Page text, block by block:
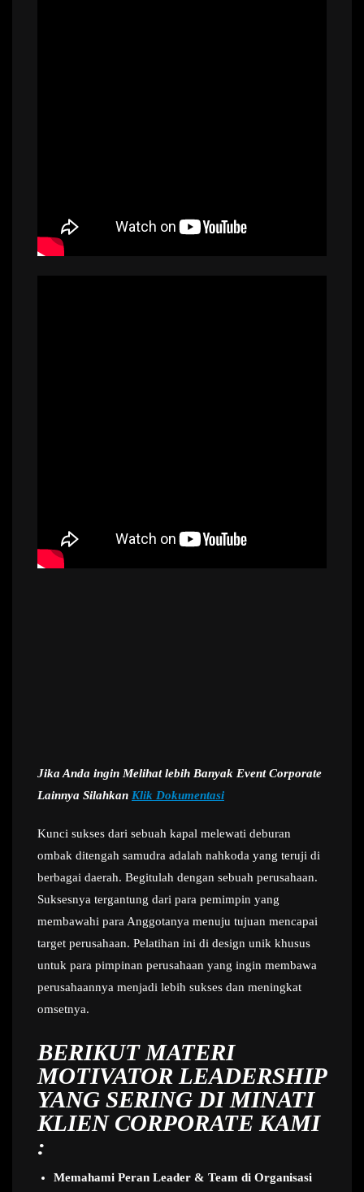
Jika Anda ingin Melihat lebih Banyak Event Corporate
Lainnya Silahkan Klik Dokumentasi
Kunci sukses dari sebuah kapal melewati deburan
ombak ditengah samudra adalah nahkoda yang teruji di
berbagai daerah. Begitulah dengan sebuah perusahaan.
Suksesnya tergantung dari para pemimpin yang
membawahi para Anggotanya menuju tujuan mencapai
target perusahaan. Pelatihan ini di design unik khusus
untuk para pimpinan perusahaan yang ingin membawa
perusahaannya menjadi lebih sukses dan meningkat
omsetnya.
BERIKUT MATERI
MOTIVATOR LEADERSHIP
YANG SERING DI MINATI
KLIEN CORPORATE KAMI
:
Memahami Peran Leader & Team di Organisasi